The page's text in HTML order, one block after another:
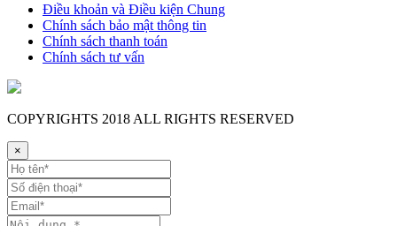
Điều khoản và Điều kiện Chung
Chính sách bảo mật thông tin
Chính sách thanh toán
Chính sách tư vấn
COPYRIGHTS 2018 ALL RIGHTS RESERVED
×